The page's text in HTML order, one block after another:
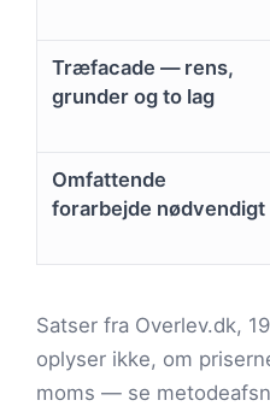
Træfacade — rens,
grunder og to lag
Omfattende
forarbejde nødvendigt
Satser fra Overlev.dk,
oplyser ikke, om
moms — se